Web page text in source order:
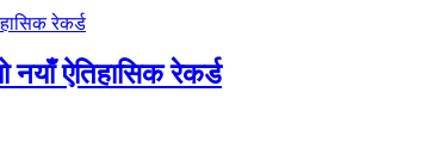
ऐतिहासिक रेकर्ड